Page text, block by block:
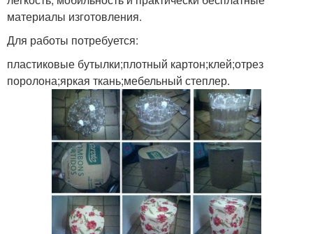
материалы изготовления.
Для работы потребуется:
пластиковые бутылки;плотный картон;клей;отрез
поролона;яркая ткань;мебельный степлер.